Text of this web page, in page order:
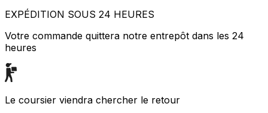
EXPÉDITION SOUS 24 HEURES
Votre commande quittera notre entrepôt dans les 24
heures
Le coursier viendra chercher le retour